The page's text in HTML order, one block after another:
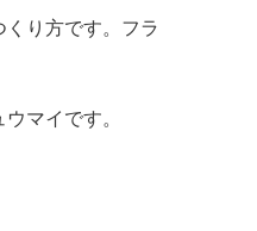
り方です。フラ
マイです。